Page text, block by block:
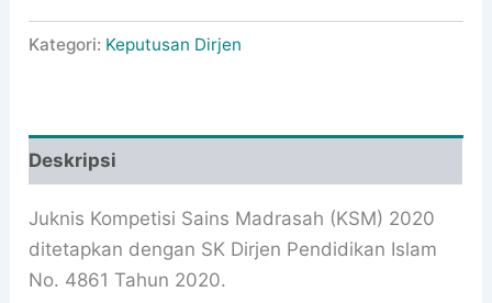
Kategori: Keputusan Dirjen
Deskripsi
Juknis Kompetisi Sains Madrasah (KSM) 2020
ditetapkan dengan SK Dirjen Pendidikan Islam
No. 4861 Tahun 2020.